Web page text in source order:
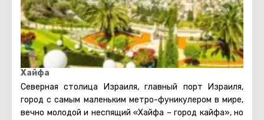
сияния находится внутри него.
Чтобы попасть к усыпальнице, гостю предстоит
пройти через сады, которые террасами покрывают
склон горы Кармель. Всего их двенадцать. Увидев это
невероятное произведение человеческих рук, вы
поймете, почему сады называют восьмым чудом света.
В здешней коллекции примерно 450 видов самых
разных растений, среди которых есть уникальные
Хайфа
Северная столица Израиля, главный порт Израиля,
город с самым маленьким метро-фуникулером в мире,
вечно молодой и неспящий «Хайфа – город кайфа», но